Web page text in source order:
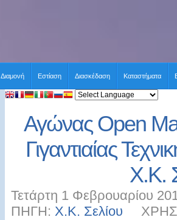
Διαμονή Εστίαση Διασκέδαση Καταστήματα
Αγώνας Open
Γιγαντιαίας
X.K.
Τετάρτη 1 Φεβρουαρίου
ΠΗΓΗ: Χ.Κ. Σελίου